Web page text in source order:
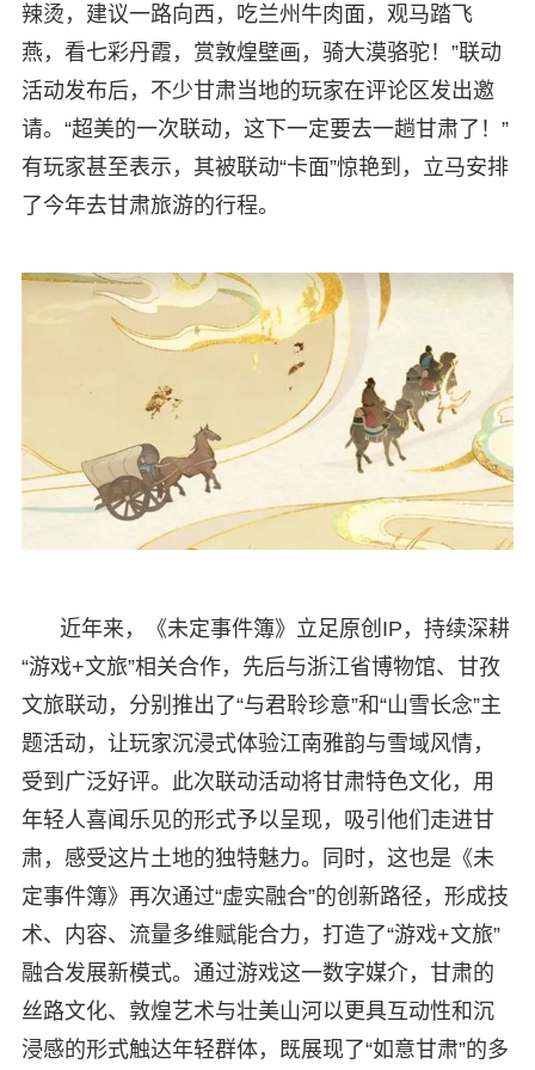
辣烫，建议一路向西，吃兰州牛肉面，观马踏飞
燕，看七彩丹霞，赏敦煌壁画，骑大漠骆驼！”联动
活动发布后，不少甘肃当地的玩家在评论区发出邀
请。“超美的一次联动，这下一定要去一趟甘肃了！”
有玩家甚至表示，其被联动“卡面”惊艳到，立马安排
了今年去甘肃旅游的行程。
近年来，《未定事件簿》立足原创IP，持续深耕
“游戏+文旅”相关合作，先后与浙江省博物馆、甘孜
文旅联动，分别推出了“与君聆珍意”和“山雪长念”主
题活动，让玩家沉浸式体验江南雅韵与雪域风情，
受到广泛好评。此次联动活动将甘肃特色文化，用
年轻人喜闻乐见的形式予以呈现，吸引他们走进甘
肃，感受这片土地的独特魅力。同时，这也是《未
定事件簿》再次通过“虚实融合”的创新路径，形成技
术、内容、流量多维赋能合力，打造了“游戏+文旅”
融合发展新模式。通过游戏这一数字媒介，甘肃的
丝路文化、敦煌艺术与壮美山河以更具互动性和沉
浸感的形式触达年轻群体，既展现了“如意甘肃”的多